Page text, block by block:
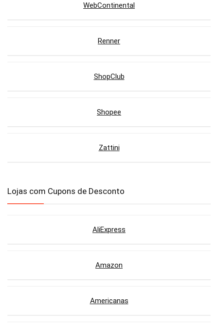
WebContinental
Renner
ShopClub
Shopee
Zattini
Lojas com Cupons de Desconto
AliExpress
Amazon
Americanas